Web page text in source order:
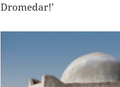
Dromedar!’